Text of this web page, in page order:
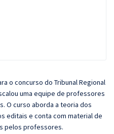
o concurso do Tribunal Regional
uma equipe de professores
O curso aborda a teoria dos
editais e conta com material de
pelos professores.